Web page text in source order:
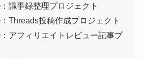
議事録整理プロジェクト
Threads投稿作成プロジェクト
アフィリエイトレビュー記事プ